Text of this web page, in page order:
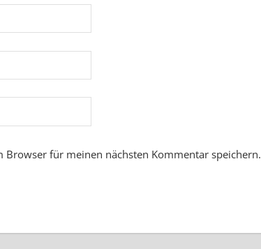
Browser für meinen nächsten Kommentar speichern.